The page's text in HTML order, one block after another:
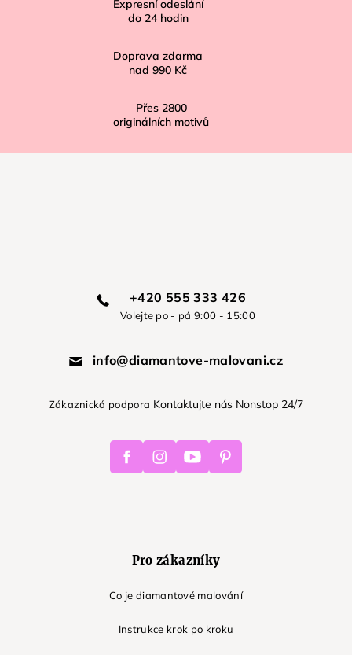
Expresní odeslání
do 24 hodin
Doprava zdarma
nad 990 Kč
Přes 2800
originálních motivů
+420 555 333 426
Volejte po - pá 9:00 - 15:00
info@diamantove-malovani.cz
Zákaznická podpora Kontaktujte nás Nonstop 24/7
FacebookInstagramYoutube Pinterest
Pro zákazníky
Co je diamantové malování
Instrukce krok po kroku